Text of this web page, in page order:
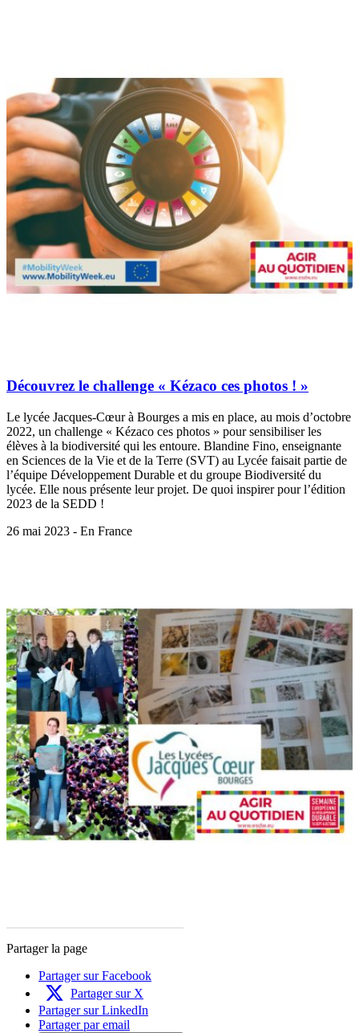
Découvrez le challenge « Kézaco ces photos ! »
Le lycée Jacques-Cœur à Bourges a mis en place, au mois d’octobre
2022, un challenge « Kézaco ces photos » pour sensibiliser les
élèves à la biodiversité qui les entoure. Blandine Fino, enseignante
en Sciences de la Vie et de la Terre (SVT) au Lycée faisait partie de
l’équipe Développement Durable et du groupe Biodiversité du
lycée. Elle nous présente leur projet. De quoi inspirer pour l’édition
2023 de la SEDD !
26 mai 2023 - En France
Partager la page
Partager sur Facebook
Partager sur X
Partager sur LinkedIn
Partager par email